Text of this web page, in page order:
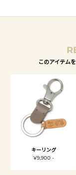
このアイテム
キーリング
¥9,900 -